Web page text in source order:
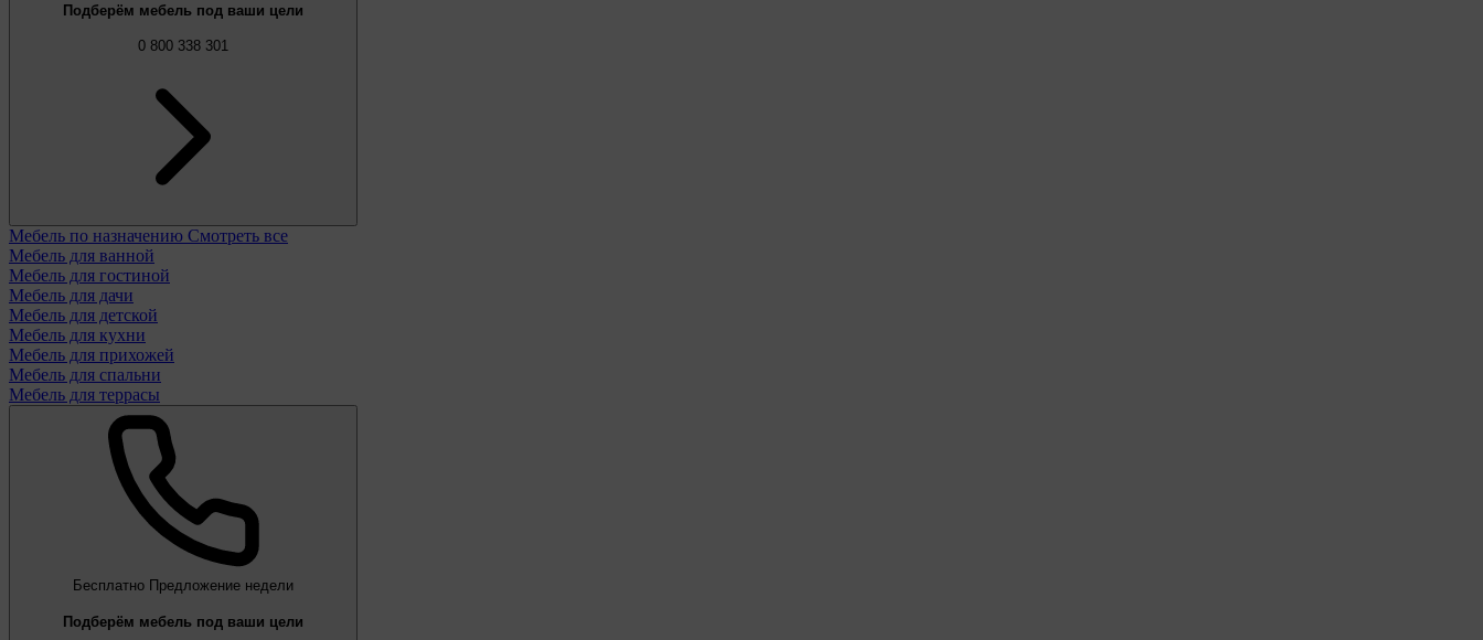
Подберём мебель под ваши цели
0 800 338 301
Мебель по назначению Смотреть все
Мебель для ванной
Мебель для гостиной
Мебель для дачи
Мебель для детской
Мебель для кухни
Мебель для прихожей
Мебель для спальни
Мебель для террасы
Бесплатно Предложение недели
Подберём мебель под ваши цели